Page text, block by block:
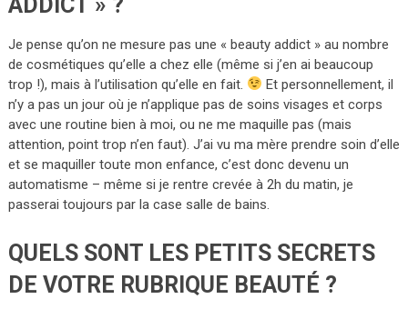
Je pense qu’on ne mesure pas une « beauty addict » au nombre
de cosmétiques qu’elle a chez elle (même si j’en ai beaucoup
trop !), mais à l’utilisation qu’elle en fait.
Et personnellement, il
n’y a pas un jour où je n’applique pas de soins visages et corps
avec une routine bien à moi, ou ne me maquille pas (mais
attention, point trop n’en faut). J’ai vu ma mère prendre soin d’elle
et se maquiller toute mon enfance, c’est donc devenu un
automatisme – même si je rentre crevée à 2h du matin, je
passerai toujours par la case salle de bains.
QUELS SONT LES PETITS SECRETS
DE VOTRE RUBRIQUE BEAUTÉ ?